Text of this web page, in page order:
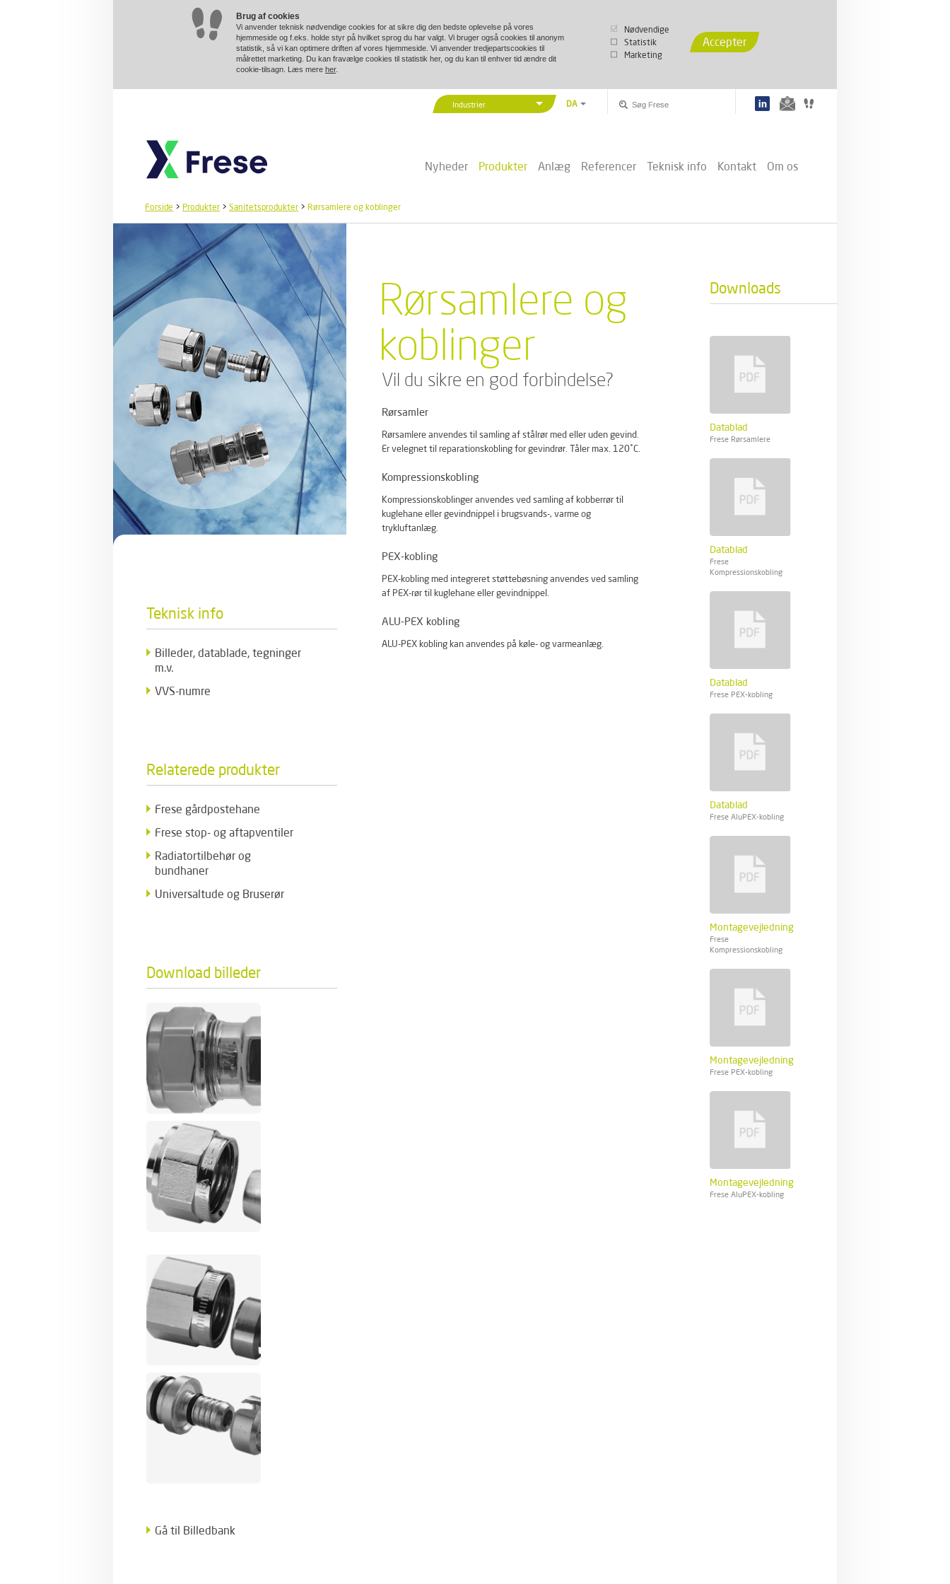
Brug af cookies
Vi anvender teknisk nødvendige cookies for at sikre dig den bedste oplevelse på vores
hjemmeside og f.eks. holde styr på hvilket sprog du har valgt. Vi bruger også cookies til anonym
statistik, så vi kan optimere driften af vores hjemmeside. Vi anvender tredjepartscookies til
målrettet marketing. Du kan fravælge cookies til statistik her, og du kan til enhver tid ændre dit
cookie-tilsagn. Læs mere her.
Nødvendige
Statistik
Marketing
Accepter
Nyheder Produkter Anlæg Referencer Teknisk info Kontakt Om os
Industrier
Fjernvarme/-køling
DA
PL
Forside > Produkter > Sanitetsprodukter > Rørsamlere og koblinger
Teknisk info
Billeder, datablade, tegninger
m.v.
VVS-numre
Relaterede produkter
Frese gårdpostehane
Frese stop- og aftapventiler
Radiatortilbehør og
bundhaner
Universaltude og Bruserør
Download billeder
Gå til Billedbank
Rørsamlere og
koblinger
Vil du sikre en god forbindelse?
Rørsamler
Rørsamlere anvendes til samling af stålrør med eller uden gevind.
Er velegnet til reparationskobling for gevindrør. Tåler max. 120˚C.
Kompressionskobling
Kompressionskoblinger anvendes ved samling af kobberrør til
kuglehane eller gevindnippel i brugsvands-, varme og
trykluftanlæg.
PEX-kobling
PEX-kobling med integreret støttebøsning anvendes ved samling
af PEX-rør til kuglehane eller gevindnippel.
ALU-PEX kobling
ALU-PEX kobling kan anvendes på køle- og varmeanlæg.
Downloads
Datablad
Frese Rørsamlere
Datablad
Frese
Kompressionskobling
Datablad
Frese PEX-kobling
Datablad
Frese AluPEX-kobling
Montagevejledning
Frese
Kompressionskobling
Montagevejledning
Frese PEX-kobling
Montagevejledning
Frese AluPEX-kobling